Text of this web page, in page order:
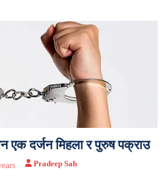
एक दर्जन मिहला र पुरुष पक्राउ
Pradeep Sah